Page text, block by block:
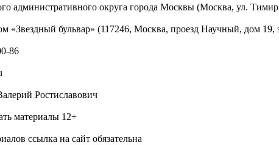
административного округа города Москвы (Москва, ул.
«Звездный бульвар» (117246, Москва, проезд Научный, дом 19,
86
Ростиславович
материалы 12+
ссылка на сайт обязательна